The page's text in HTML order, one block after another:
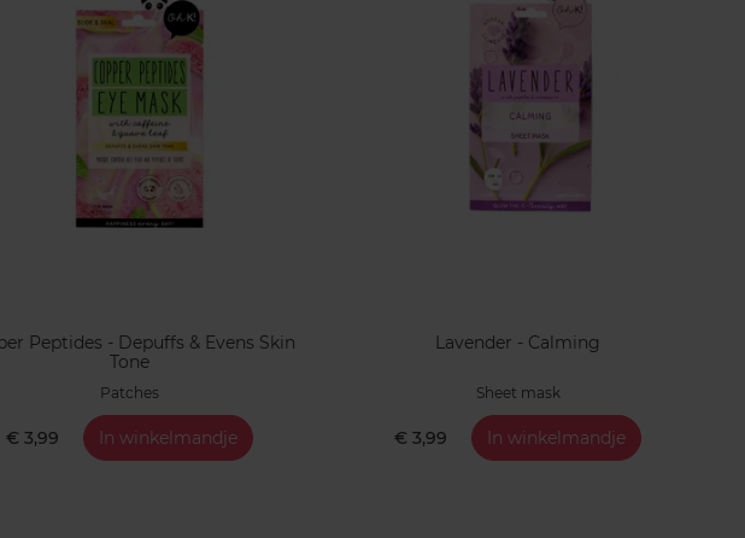
Peptides - Depuffs & Evens Skin
Tone
Patches
€ 3,99 In winkelmandje
Lavender - Calming
Sheet mask
€ 3,99 In winkelmandje